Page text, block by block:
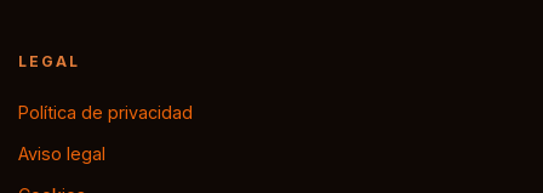
LEGAL
Política de privacidad
Aviso legal